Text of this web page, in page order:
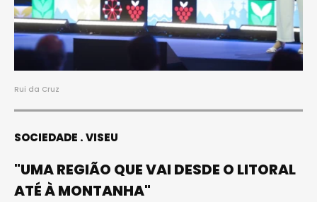
Rui da Cruz
SOCIEDADE VISEU
"UMA REGIÃO QUE VAI DESDE O LITORAL
ATÉ À MONTANHA"